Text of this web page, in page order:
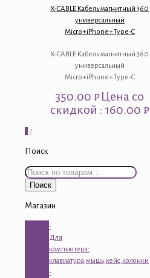
X-CABLE Кабель магнитный 360
универсальный
Micro+iPhone+Type-C
X-CABLE Кабель магнитный 360
универсальный
Micro+iPhone+Type-C
350.00₽Цена со
скидкой : 160.00 ₽
1 2
Поиск
Искать:
Поиск
Магазин
-
Для
компьютера:
клавиатура,мышь,кейс,колонки
-